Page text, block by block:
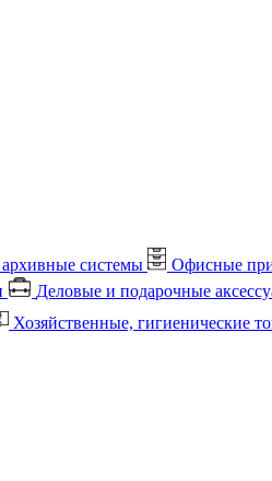
системы Офисные
Деловые и подарочные
Хозяйственные, гигиенические